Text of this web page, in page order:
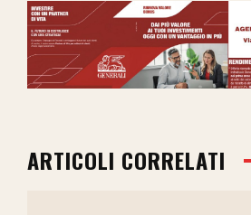
ARTICOLI CORRELATI